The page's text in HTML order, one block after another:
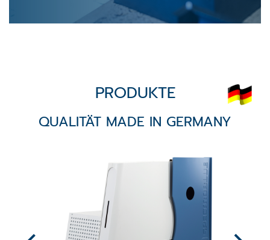
PRODUKTE
QUALITÄT MADE IN GERMANY